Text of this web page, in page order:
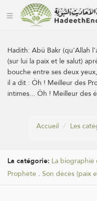
Hadith:Abû Bakr (qu'Allah
(sur lui la paix et le salut)
bouche entre ses deux
il a dit : Ôh ! Meilleur des
intimes... Ôh ! Meilleur des
Accueil Les
La catégorie: La
Prophète . Son décès (paix